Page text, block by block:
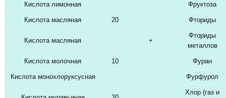
Кислота лимонная Фруктоза
Кислота масляная 20 Фториды
Кислота масляная +
Фториды
металлов
Кислота молочная 10 Фуран
Кислота монохлоруксусная Фурфурол
Хлор (газ и